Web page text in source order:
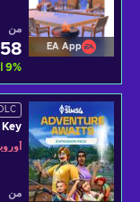
EA App
من
9%
DLC
Key
من